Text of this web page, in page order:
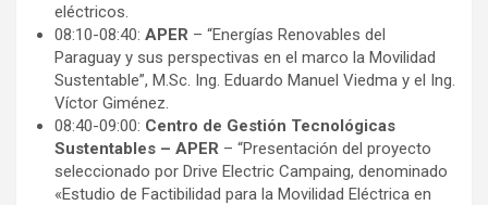
eléctricos.
08:10-08:40: APER – “Energías Renovables del
Paraguay y sus perspectivas en el marco la Movilidad
Sustentable”, M.Sc. Ing. Eduardo Manuel Viedma y el Ing.
Víctor Giménez.
08:40-09:00: Centro de Gestión Tecnológicas
Sustentables – APER – “Presentación del proyecto
seleccionado por Drive Electric Campaing, denominado
«Estudio de Factibilidad para la Movilidad Eléctrica en